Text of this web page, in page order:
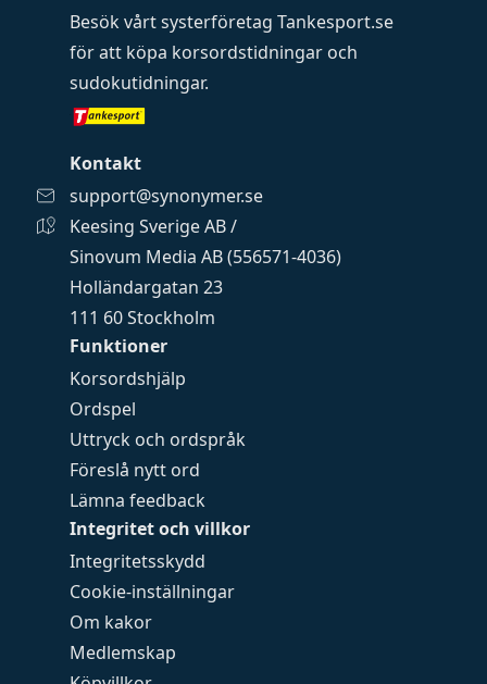
Funktioner
Korsordshjälp
Ordspel
Uttryck och ordspråk
Föreslå nytt ord
Lämna feedback
Integritet och villkor
Integritetsskydd
Cookie-inställningar
Om kakor
Medlemskap
Besök vårt systerföretag Tankesport.se
för att köpa korsordstidningar och
sudokutidningar.
Kontakt
support@synonymer.se
Keesing Sverige AB /
Sinovum Media AB (556571-4036)
Holländargatan 23
111 60 Stockholm